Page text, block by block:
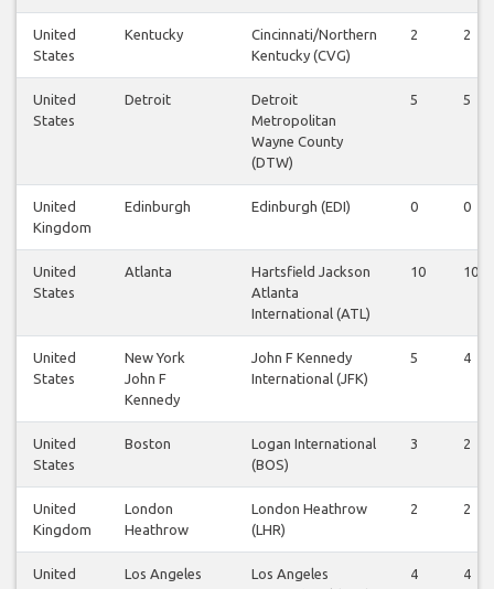
United
States
Kentucky
Cincinnati/Northern
Kentucky (CVG)
2 2
United
States
Detroit
Detroit
Metropolitan
Wayne County
(DTW)
5 5
United
Kingdom
Edinburgh Edinburgh (EDI) 0 0
United
States
Atlanta
Hartsfield Jackson
Atlanta
International (ATL)
10 10
United
States
New York
John F
Kennedy
John F Kennedy
International (JFK)
5 4
United
States
Boston
Logan International
(BOS)
3 2
United
Kingdom
London
Heathrow
London Heathrow
(LHR)
2 2
United
Los Angeles
Los Angeles
4 4